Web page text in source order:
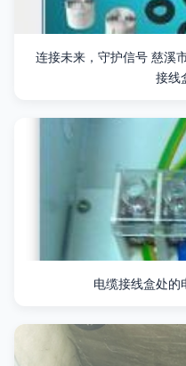
连接未来，守护信号 慈溪
接线
电缆接线盒处的